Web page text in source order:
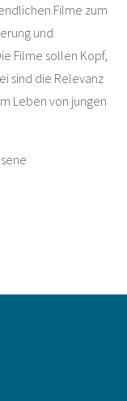
Filme zum
und
Filme sollen Kopf,
sind die Relevanz
Leben von jungen